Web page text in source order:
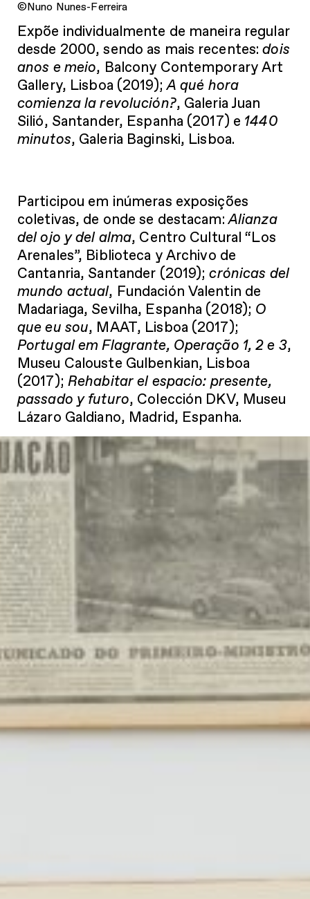
©Nuno Nunes-Ferreira
Expõe individualmente de maneira regular
desde 2000, sendo as mais recentes:dois
anos e meio, Balcony Contemporary Art
Gallery, Lisboa (2019);A qué hora
comienza la revolución?, Galeria Juan
Silió, Santander, Espanha (2017) e 1440
minutos, Galeria Baginski, Lisboa.
Participou em inúmeras exposições
coletivas, de onde se destacam:Alianza
del ojo y del alma, Centro Cultural “Los
Arenales”, Biblioteca y Archivo de
Cantanria, Santander (2019);crónicas del
mundo actual, Fundación Valentin de
Madariaga, Sevilha, Espanha (2018); O
que eu sou, MAAT, Lisboa (2017);
Portugal em Flagrante, Operação 1, 2 e 3,
Museu Calouste Gulbenkian, Lisboa
(2017); Rehabitar el espacio: presente,
passado y futuro, Colección DKV, Museu
Lázaro Galdiano, Madrid, Espanha.